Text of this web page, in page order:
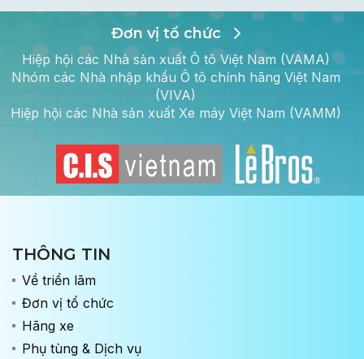
Đơn vị tổ chức
Hiệp hội các Nhà sản xuất Ô tô Việt Nam (VAMA)
Nhóm các Nhà nhập khẩu Ô tô chính hãng Việt Nam
(VIVA)
Hiệp hội các Nhà sản xuất Xe máy Việt Nam (VAMM)
THÔNG TIN
Về triển lãm
Đơn vị tổ chức
Hãng xe
Phụ tùng & Dịch vụ